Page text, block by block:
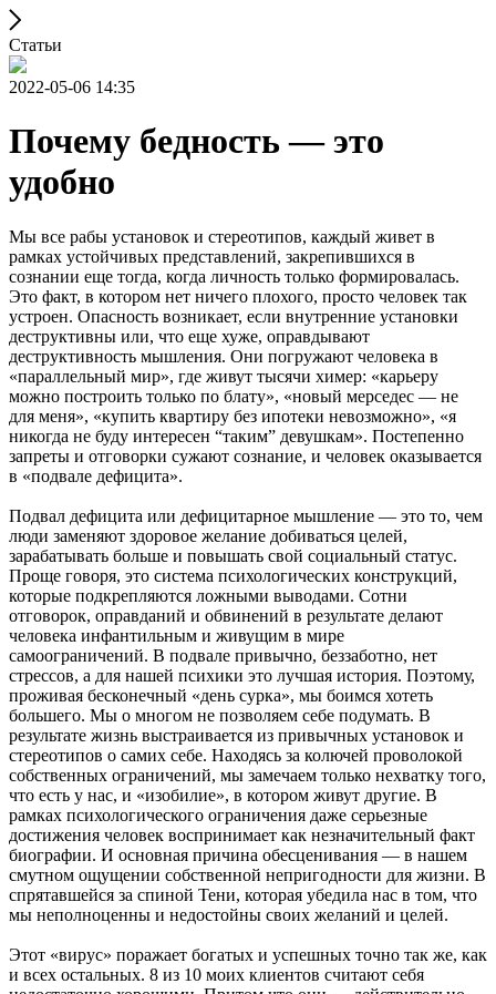
Статьи
2022-05-06 14:35
Почему бедность — это
удобно
Мы все рабы установок и стереотипов, каждый живет в
рамках устойчивых представлений, закрепившихся в
сознании еще тогда, когда личность только формировалась.
Это факт, в котором нет ничего плохого, просто человек так
устроен. Опасность возникает, если внутренние установки
деструктивны или, что еще хуже, оправдывают
деструктивность мышления. Они погружают человека в
«параллельный мир», где живут тысячи химер: «карьеру
можно построить только по блату», «новый мерседес — не
для меня», «купить квартиру без ипотеки невозможно», «я
никогда не буду интересен “таким” девушкам». Постепенно
запреты и отговорки сужают сознание, и человек оказывается
в «подвале дефицита».
Подвал дефицита или дефицитарное мышление — это то, чем
люди заменяют здоровое желание добиваться целей,
зарабатывать больше и повышать свой социальный статус.
Проще говоря, это система психологических конструкций,
которые подкрепляются ложными выводами. Сотни
отговорок, оправданий и обвинений в результате делают
человека инфантильным и живущим в мире
самоограничений. В подвале привычно, беззаботно, нет
стрессов, а для нашей психики это лучшая история. Поэтому,
проживая бесконечный «день сурка», мы боимся хотеть
большего. Мы о многом не позволяем себе подумать. В
результате жизнь выстраивается из привычных установок и
стереотипов о самих себе. Находясь за колючей проволокой
собственных ограничений, мы замечаем только нехватку того,
что есть у нас, и «изобилие», в котором живут другие. В
рамках психологического ограничения даже серьезные
достижения человек воспринимает как незначительный факт
биографии. И основная причина обесценивания — в нашем
смутном ощущении собственной непригодности для жизни. В
спрятавшейся за спиной Тени, которая убедила нас в том, что
мы неполноценны и недостойны своих желаний и целей.
Этот «вирус» поражает богатых и успешных точно так же, как
и всех остальных. 8 из 10 моих клиентов считают себя